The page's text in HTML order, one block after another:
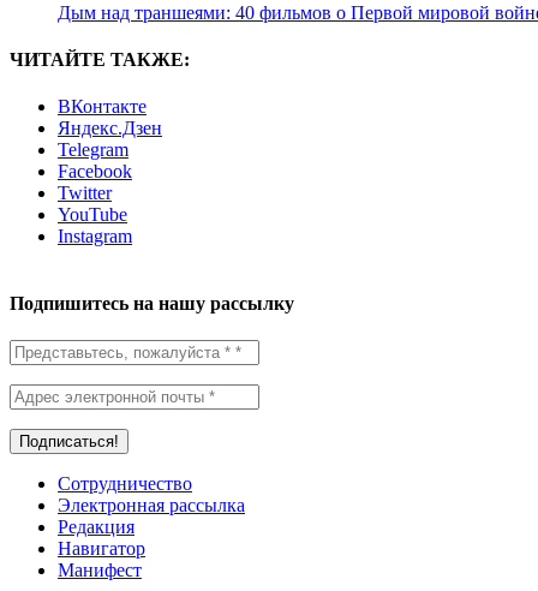
Дым над траншеями: 40 фильмов о Первой мировой
ЧИТАЙТЕ ТАКЖЕ:
ВКонтакте
Яндекс.Дзен
Telegram
Facebook
Twitter
YouTube
Instagram
Подпишитесь на нашу рассылку
Сотрудничество
Электронная рассылка
Редакция
Навигатор
Манифест